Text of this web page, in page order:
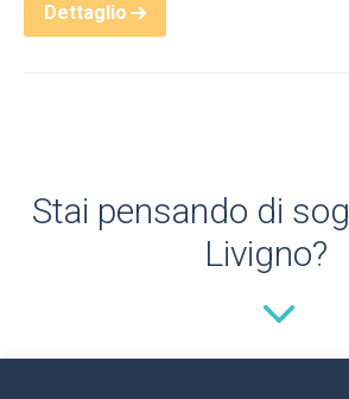
Dettaglio
Stai pensando di
Livigno?